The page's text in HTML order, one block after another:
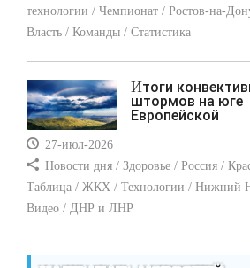
технологии / Чемпионат / Ростов-на-
Власть / Команды / Статистика
Итоги конвективных
штормов на юге
Европейской
27-июл-2026
Новости дня / Здоровье / Россия /
Таблица / ЖКХ / Технологии / Нижний
Видео / ДНР и ЛНР